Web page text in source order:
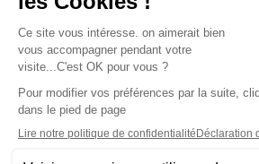
L'application Iphone / Android
Téléchargez
Les cookies